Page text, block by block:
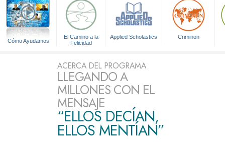
Cómo Ayudamos
El Camino a la
Felicidad
Applied Scholastics Criminon
ACERCA DEL PROGRAMA
LLEGANDO A
MILLONES CON EL
MENSAJE
“ELLOS DECÍAN,
ELLOS MENTÍAN”